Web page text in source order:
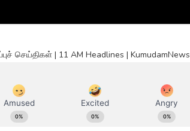
செய்திகள் | 11 AM Headlines | KumudamNews